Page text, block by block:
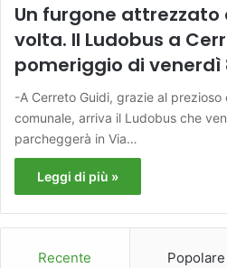
Un furgone attrezzato
volta. Il Ludobus a
pomeriggio di venerdì
-A Cerreto Guidi, grazie al prezioso
comunale, arriva il Ludobus che
parcheggerà in Via…
Leggi di più »
Recente Popolare